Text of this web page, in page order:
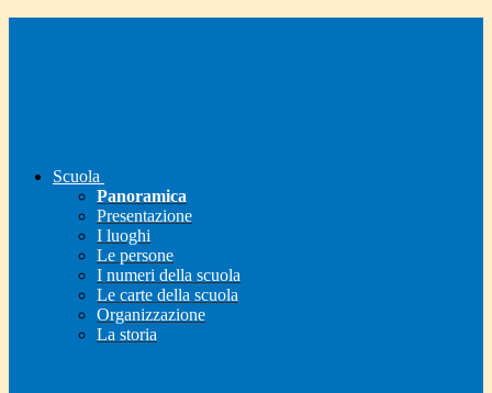
Scuola
Panoramica
Presentazione
I luoghi
Le persone
I numeri della scuola
Le carte della scuola
Organizzazione
La storia